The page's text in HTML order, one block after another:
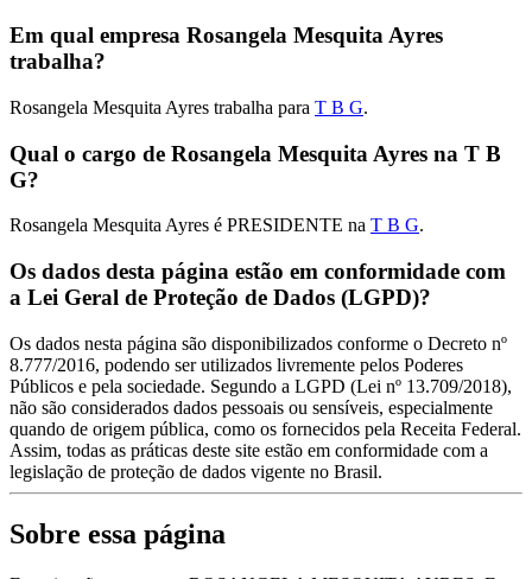
Em qual empresa Rosangela Mesquita Ayres
trabalha?
Rosangela Mesquita Ayres trabalha para T B G.
Qual o cargo de Rosangela Mesquita Ayres na T B
G?
Rosangela Mesquita Ayres é PRESIDENTE na T B G.
Os dados desta página estão em conformidade com
a Lei Geral de Proteção de Dados (LGPD)?
Os dados nesta página são disponibilizados conforme o Decreto nº
8.777/2016, podendo ser utilizados livremente pelos Poderes
Públicos e pela sociedade. Segundo a LGPD (Lei nº 13.709/2018),
não são considerados dados pessoais ou sensíveis, especialmente
quando de origem pública, como os fornecidos pela Receita Federal.
Assim, todas as práticas deste site estão em conformidade com a
legislação de proteção de dados vigente no Brasil.
Sobre essa página